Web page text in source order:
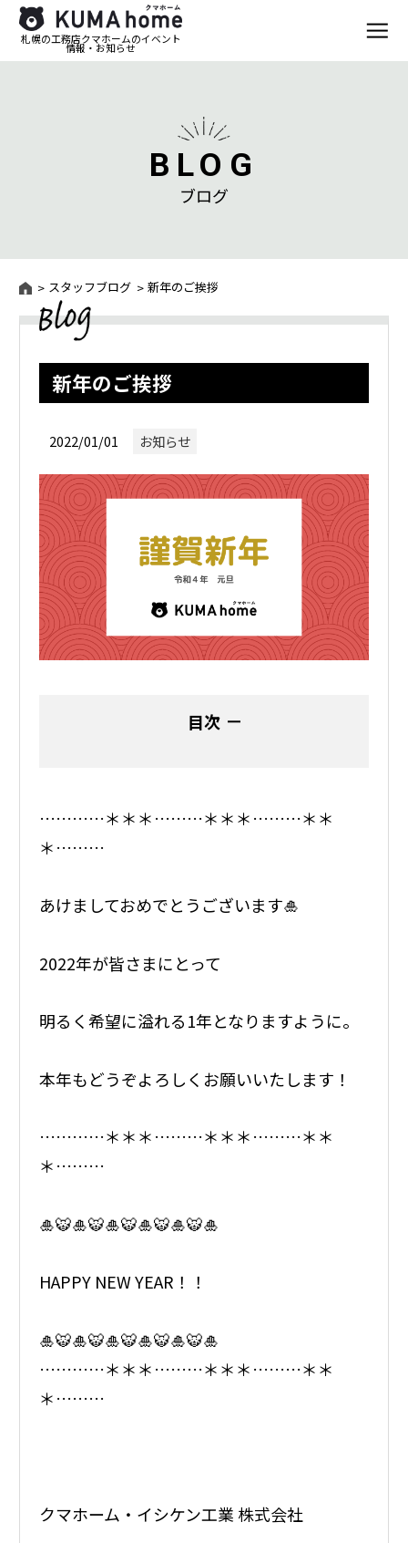
札幌の工務店クマホームのイベント
情報・お知らせ
BLOG
ブログ
スタッフブログ 新年のご挨拶
新年のご挨拶
2022/01/01 お知らせ
目次
…………＊＊＊………＊＊＊………＊＊
＊………
あけましておめでとうございます🎍
2022年が皆さまにとって
明るく希望に溢れる1年となりますように。
本年もどうぞよろしくお願いいたします！
…………＊＊＊………＊＊＊………＊＊
＊………
🎍🐯🎍🐯🎍🐯🎍🐯🎍🐯🎍
HAPPY NEW YEAR！！
🎍🐯🎍🐯🎍🐯🎍🐯🎍🐯🎍
…………＊＊＊………＊＊＊………＊＊
＊………
クマホーム・イシケン工業 株式会社